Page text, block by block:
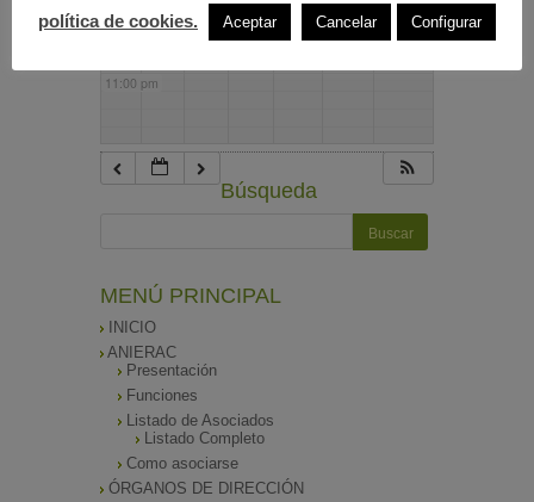
10:00 pm
11:00 pm
Búsqueda
MENÚ PRINCIPAL
INICIO
ANIERAC
Presentación
Funciones
Listado de Asociados
Listado Completo
Como asociarse
ÓRGANOS DE DIRECCIÓN
política de cookies.
Aceptar Cancelar Configurar